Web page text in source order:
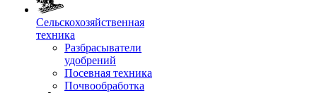
Сельскохозяйственная
техника
Разбрасыватели
удобрений
Посевная техника
Почвообработка